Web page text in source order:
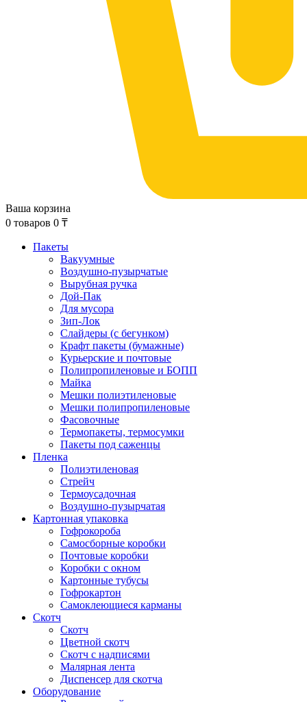
Ваша корзина
0 товаров 0 ₸
Пакеты
Вакуумные
Воздушно-пузырчатые
Вырубная ручка
Дой-Пак
Для мусора
Зип-Лок
Слайдеры (с бегунком)
Крафт пакеты (бумажные)
Курьерские и почтовые
Полипропиленовые и БОПП
Майка
Мешки полиэтиленовые
Мешки полипропиленовые
Фасовочные
Термопакеты, термосумки
Пакеты под саженцы
Пленка
Полиэтиленовая
Стрейч
Термоусадочная
Воздушно-пузырчатая
Картонная упаковка
Гофрокороба
Самосборные коробки
Почтовые коробки
Коробки с окном
Картонные тубусы
Гофрокартон
Самоклеющиеся карманы
Скотч
Скотч
Цветной скотч
Скотч с надписями
Малярная лента
Диспенсер для скотча
Оборудование